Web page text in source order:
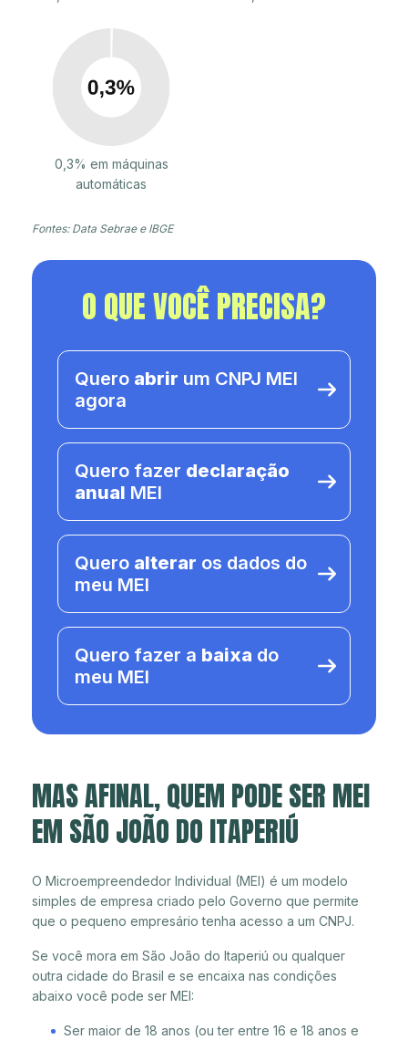
0,3% em máquinas
automáticas
Fontes: Data Sebrae e IBGE
O QUE VOCÊ PRECISA?
Quero abrir um CNPJ MEI
agora
Quero fazer declaração
anual MEI
Quero alterar os dados do
meu MEI
Quero fazer a baixa do
meu MEI
MAS AFINAL, QUEM PODE SER MEI
EM SÃO JOÃO DO ITAPERIÚ
O Microempreendedor Individual (MEI) é um modelo
simples de empresa criado pelo Governo que permite
que o pequeno empresário tenha acesso a um CNPJ.
Se você mora em São João do Itaperiú ou qualquer
outra cidade do Brasil e se encaixa nas condições
abaixo você pode ser MEI:
Ser maior de 18 anos (ou ter entre 16 e 18 anos e